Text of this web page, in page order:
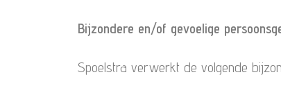
Bijzondere en/of gevoelige
Spoelstra verwerkt de volgende